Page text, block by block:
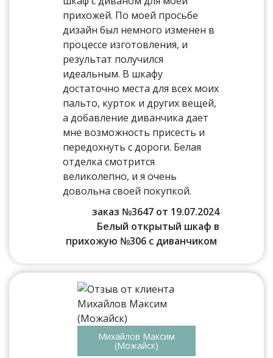
прихожей. По моей просьбе
дизайн был немного изменен в
процессе изготовления, и
результат получился
идеальным. В шкафу
достаточно места для всех моих
пальто, курток и других вещей,
а добавление диванчика дает
мне возможность присесть и
передохнуть с дороги. Белая
отделка смотрится
великолепно, и я очень
довольна своей покупкой.
заказ №3647 от 19.07.2024
Белый открытый шкаф в
прихожую №306 с диванчиком
Михайлов Максим
(Можайск)